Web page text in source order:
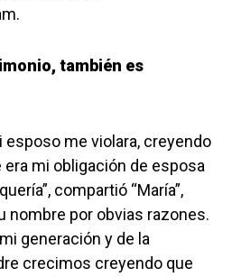
también es
esposo me violara, creyendo
era mi obligación de esposa
compartió “María”,
nombre por obvias razones.
generación y de la
crecimos creyendo que